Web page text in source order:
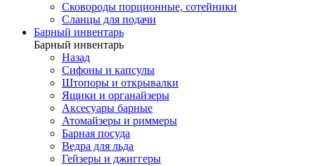
Сковороды порционные, сотейники
Сланцы для подачи
Барный инвентарь
Барный инвентарь
Назад
Сифоны и капсулы
Штопоры и открывалки
Ящики и органайзеры
Аксесуары барные
Атомайзеры и риммеры
Барная посуда
Ведра для льда
Гейзеры и джиггеры